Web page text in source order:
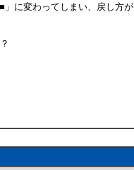
」に変わってしまい、戻し方が